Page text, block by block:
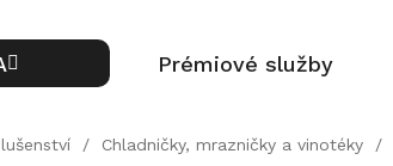
Prémiové služby
/ Chladničky, mrazničky a vinotéky /